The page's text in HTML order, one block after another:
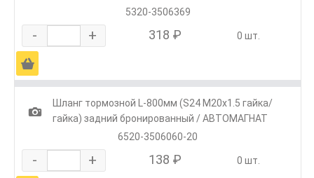
5320-3506369
- + 318 ₽ 0 шт.
Ä
1
Шланг тормозной L-800мм (S24 М20х1.5 гайка/
гайка) задний бронированный / АВТОМАГНАТ
6520-3506060-20
- + 138 ₽ 0 шт.